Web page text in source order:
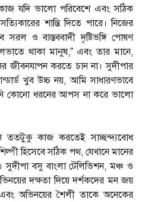
কাজ যদি ভালো পরিবেশে এবং সঠিক
শান্তি দিতে পারে। নিজের
সরল ও বাস্তববাদী দৃষ্টিভঙ্গি পোষণ
থাকা মানুষ,” এবং তার মানে,
জীবনযাপন করতে চান না। সুদীপার
খুব উচ্চ নয়, আমি সাধারণভাবে
কোনো ধরনের আপস না করে ভালো
ততটুকু কাজ করতেই সাচ্ছন্দ্যবোধ
হিসেবে সঠিক পথ, যেখানে মানের
সুদীপা বসু বাংলা টেলিভিশন, মঞ্চ ও
দক্ষতা দিয়ে দর্শকদের মন জয়
এবং অভিনয়ের শৈলী তাকে অনেকের